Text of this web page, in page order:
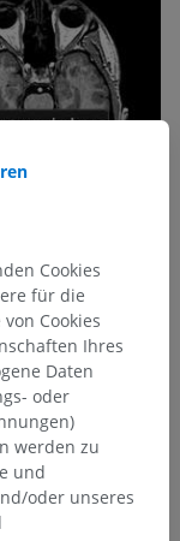
Cookies
für die
Cookies
Ihres
Daten
oder
werden zu
und
oder unseres